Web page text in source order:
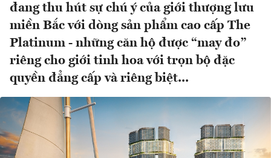
đang thu hút sự chú ý của giới thượng lưu
miền Bắc với dòng sản phẩm cao cấp The
Platinum - những căn hộ được “may đo”
riêng cho giới tinh hoa với trọn bộ đặc
quyền đẳng cấp và riêng biệt...